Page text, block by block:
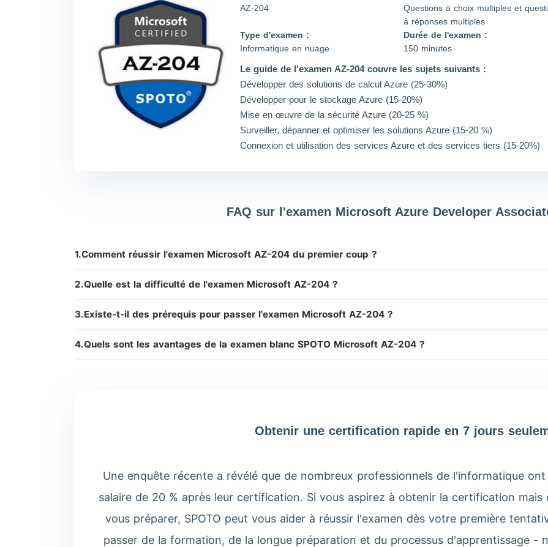
AZ-204
Questions à choix multiples et
à réponses multiples
Type d'examen :
Informatique en nuage
Durée de l'examen :
150 minutes
Le guide de l'examen AZ-204 couvre les sujets suivants :
Développer des solutions de calcul Azure (25-30%)
Développer pour le stockage Azure (15-20%)
Mise en œuvre de la sécurité Azure (20-25 %)
Surveiller, dépanner et optimiser les solutions Azure (15-20 %)
Connexion et utilisation des services Azure et des services tiers (15-20%)
FAQ sur l'examen Microsoft Azure Developer
1.Comment réussir l'examen Microsoft AZ-204 du premier coup ?
2.Quelle est la difficulté de l'examen Microsoft AZ-204 ?
3.Existe-t-il des prérequis pour passer l'examen Microsoft AZ-204 ?
4.Quels sont les avantages de la examen blanc SPOTO Microsoft AZ-204 ?
Obtenir une certification rapide en 7 jours
Une enquête récente a révélé que de nombreux professionnels de l'informatique
salaire de 20 % après leur certification. Si vous aspirez à obtenir la certification
vous préparer, SPOTO peut vous aider à réussir l'examen dès votre première
passer de la formation, de la longue préparation et du processus d'apprentissage -